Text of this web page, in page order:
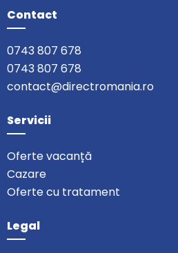
Contact
0743 807 678
0743 807 678
contact@directromania.ro
Servicii
Oferte vacanță
Cazare
Oferte cu tratament
Legal